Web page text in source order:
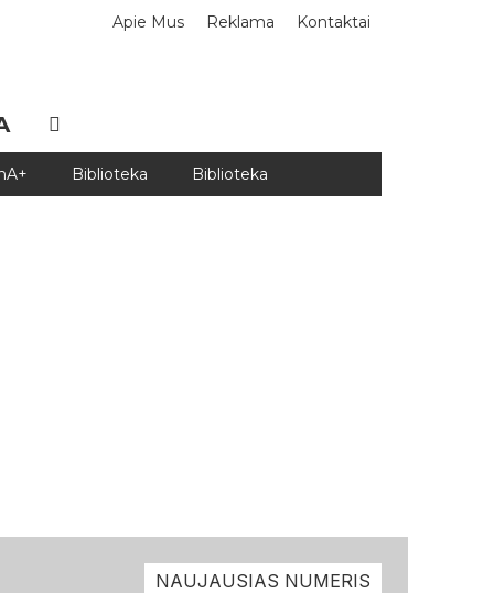
Apie Mus Reklama Kontaktai
Biblioteka Biblioteka
NAUJAUSIAS NUMERIS